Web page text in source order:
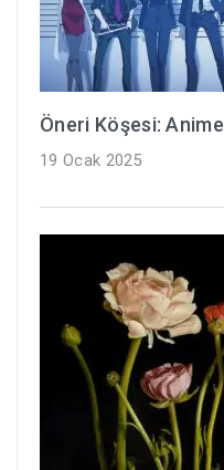
Öneri Köşesi: Anime
19 Ocak 2025